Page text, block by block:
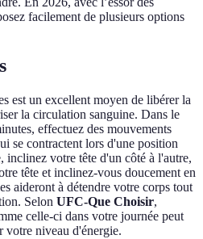
facilement de plusieurs options
est un excellent moyen de libérer la
la circulation sanguine. Dans le
effectuez des mouvements
se contractent lors d'une position
inclinez votre tête d'un côté à l'autre,
tête et inclinez-vous doucement en
aideront à détendre votre corps tout
Selon UFC-Que Choisir,
celle-ci dans votre journée peut
votre niveau d'énergie.